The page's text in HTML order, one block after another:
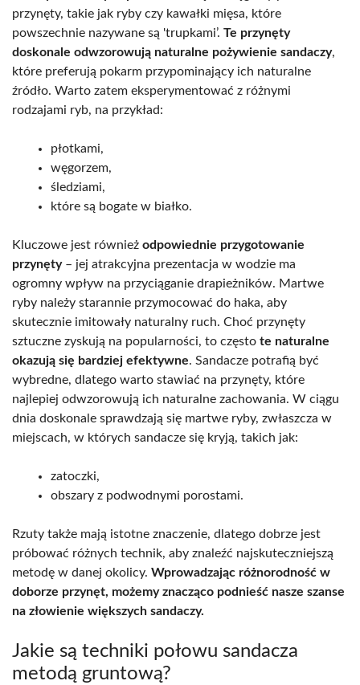
przynęty, takie jak ryby czy kawałki mięsa, które
powszechnie nazywane są 'trupkami’. Te przynęty
doskonale odwzorowują naturalne pożywienie sandaczy,
które preferują pokarm przypominający ich naturalne
źródło. Warto zatem eksperymentować z różnymi
rodzajami ryb, na przykład:
płotkami,
węgorzem,
śledziami,
które są bogate w białko.
Kluczowe jest również odpowiednie przygotowanie
przynęty– jej atrakcyjna prezentacja w wodzie ma
ogromny wpływ na przyciąganie drapieżników. Martwe
ryby należy starannie przymocować do haka, aby
skutecznie imitowały naturalny ruch. Choć przynęty
sztuczne zyskują na popularności, to często te naturalne
okazują się bardziej efektywne. Sandacze potrafią być
wybredne, dlatego warto stawiać na przynęty, które
najlepiej odwzorowują ich naturalne zachowania. W ciągu
dnia doskonale sprawdzają się martwe ryby, zwłaszcza w
miejscach, w których sandacze się kryją, takich jak:
zatoczki,
obszary z podwodnymi porostami.
Rzuty także mają istotne znaczenie, dlatego dobrze jest
próbować różnych technik, aby znaleźć najskuteczniejszą
metodę w danej okolicy. Wprowadzając różnorodność w
doborze przynęt, możemy znacząco podnieść nasze szanse
na złowienie większych sandaczy.
Jakie są techniki połowu sandacza
metodą gruntową?